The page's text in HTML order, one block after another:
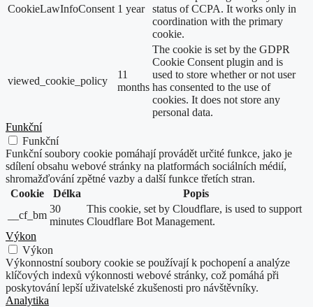
CookieLawInfoConsent 1 year
status of CCPA. It works only in
coordination with the primary
cookie.
viewed_cookie_policy
11
months
The cookie is set by the GDPR
Cookie Consent plugin and is
used to store whether or not user
has consented to the use of
cookies. It does not store any
personal data.
Funkční
Funkční
Funkční soubory cookie pomáhají provádět určité funkce, jako je
sdílení obsahu webové stránky na platformách sociálních médií,
shromažďování zpětné vazby a další funkce třetích stran.
Cookie
Délka
Popis
__cf_bm
30
minutes
This cookie, set by Cloudflare, is used to support
Cloudflare Bot Management.
Výkon
Výkon
Výkonnostní soubory cookie se používají k pochopení a analýze
klíčových indexů výkonnosti webové stránky, což pomáhá při
poskytování lepší uživatelské zkušenosti pro návštěvníky.
Analytika